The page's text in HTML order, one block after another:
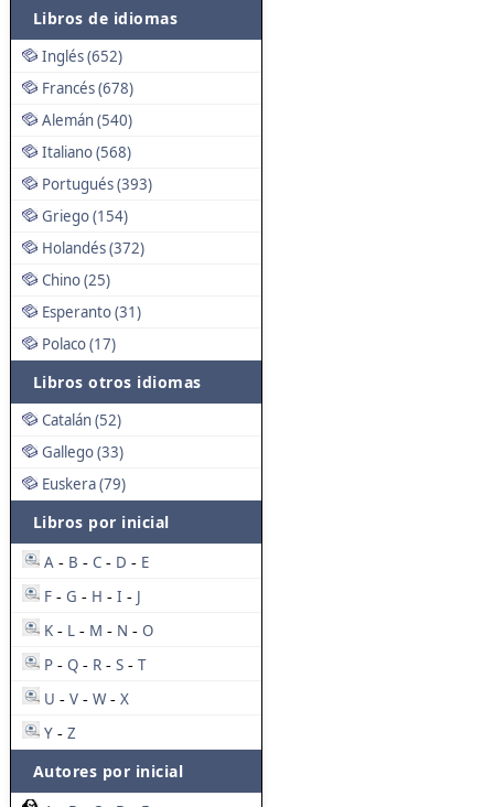
Libros de idiomas
Inglés (652)
Francés (678)
Alemán (540)
Italiano (568)
Portugués (393)
Griego (154)
Holandés (372)
Chino (25)
Esperanto (31)
Polaco (17)
Libros otros idiomas
Catalán (52)
Gallego (33)
Euskera (79)
Libros por inicial
A - B - C - D - E
F - G - H - I - J
K - L - M - N - O
P - Q - R - S - T
U - V - W - X
Y - Z
Autores por inicial